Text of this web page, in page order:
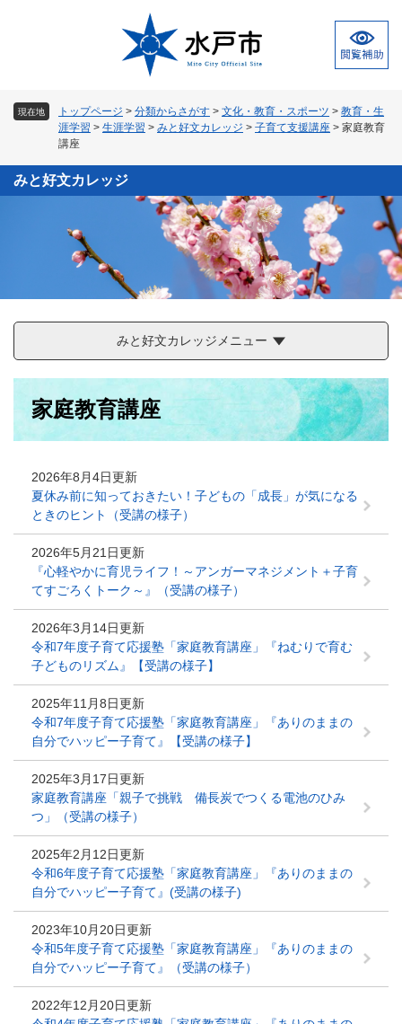
文
現在地 トップページ > 分類からさがす > 文化・教育・スポーツ > 教育・生
涯学習 > 生涯学習 > みと好文カレッジ > 子育て支援講座 > 家庭教育
講座
みと好文カレッジ
みと好文カレッジメニュー
家庭教育講座
2026年8月4日更新
夏休み前に知っておきたい！子どもの「成長」が気になる
ときのヒント（受講の様子）
2026年5月21日更新
『心軽やかに育児ライフ！～アンガーマネジメント＋子育
てすごろくトーク～』（受講の様子）
2026年3月14日更新
令和7年度子育て応援塾「家庭教育講座」『ねむりで育む
子どものリズム』【受講の様子】
2025年11月8日更新
令和7年度子育て応援塾「家庭教育講座」『ありのままの
自分でハッピー子育て』【受講の様子】
2025年3月17日更新
家庭教育講座「親子で挑戦 備長炭でつくる電池のひみ
つ」（受講の様子）
2025年2月12日更新
令和6年度子育て応援塾「家庭教育講座」『ありのままの
自分でハッピー子育て』(受講の様子)
2023年10月20日更新
令和5年度子育て応援塾「家庭教育講座」『ありのままの
自分でハッピー子育て』（受講の様子）
2022年12月20日更新